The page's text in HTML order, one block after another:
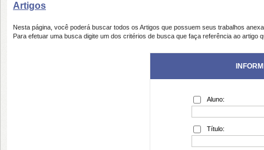
Artigos
Nesta página, você poderá buscar todos os Artigos que possuem seus trabalhos
Para efetuar uma busca digite um dos critérios de busca que faça referência ao artigo
Aluno:
Título: